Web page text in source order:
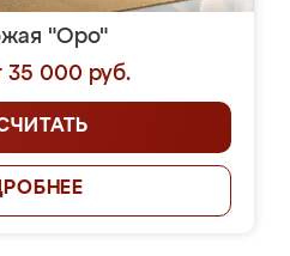
"Оро"
35 000 руб.